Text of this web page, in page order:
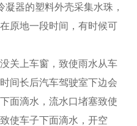
器的塑料外壳采集水珠，
原地一段时间，有时候可
关上车窗，致使雨水从车
间长后汽车驾驶室下边会
面滴水，流水口堵塞致使
使车子下面滴水，开空